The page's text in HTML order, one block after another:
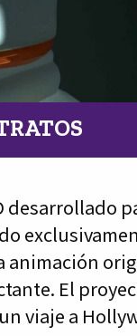
desarrollado
animación
El
viaje a